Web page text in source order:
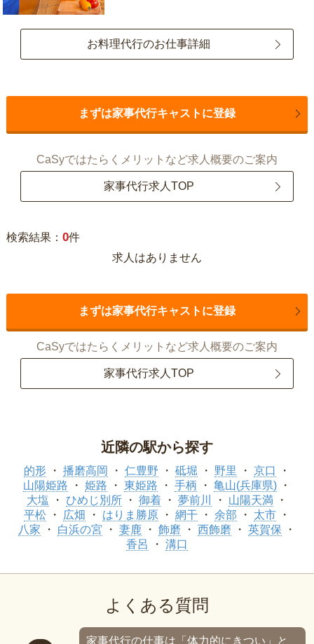
お料理代行のお仕事詳細
まずは家事代行キャストに登録
CaSyではたらくメリットなど求人概要のご案内
家事代行求人TOP
検索結果： 0件
求人はありません
まずは家事代行キャストに登録
CaSyではたらくメリットなど求人概要のご案内
家事代行求人TOP
近隣の駅から探す
的形 播磨高岡 仁豊野 砥堀 野里
京口
山陽姫路
姫路 東姫路 手柄
亀山(兵庫県)
大塩
ひめじ別所 御着 夢前川
山陽天満
平松
広畑 はりま勝原 網干 余部
太市
八家
白浜の宮 妻鹿 飾磨 西飾磨
英賀保
香呂
溝口
よくある質問
家事代行の仕事は「体力的にきつい」と